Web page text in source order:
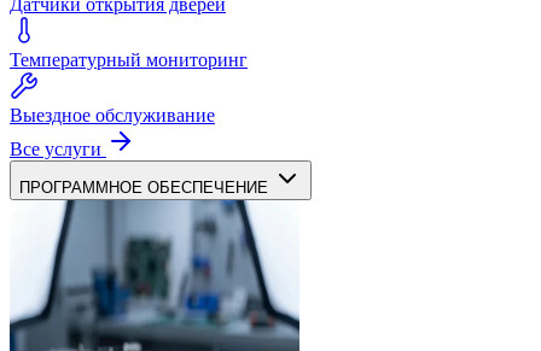
Датчики открытия дверей
Температурный мониторинг
Выездное обслуживание
Все услуги
ПРОГРАММНОЕ ОБЕСПЕЧЕНИЕ